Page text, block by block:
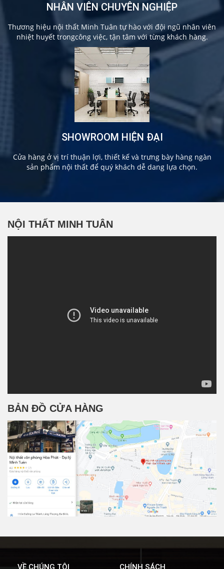
NHÂN VIÊN CHUYÊN NGHIỆP
Thương hiệu nội thất Minh Tuân tự hào với đội ngũ nhân viên
nhiệt huyết trongcông việc, tận tâm với từng khách hàng.
SHOWROOM HIỆN ĐẠI
Cửa hàng ở vị trí thuận lợi, thiết kế và trưng bày hàng ngàn
sản phẩm nội thất để quý khách dễ dang lựa chọn.
NỘI THẤT MINH TUÂN
BẢN ĐỒ CỬA HÀNG